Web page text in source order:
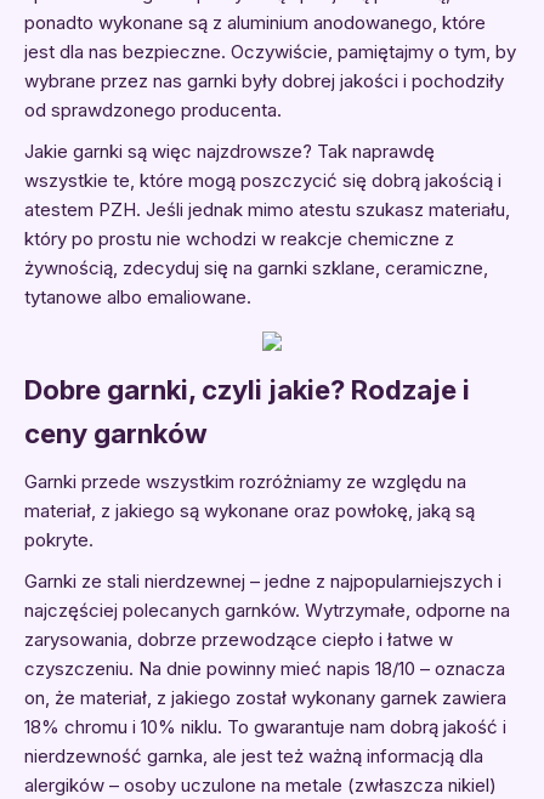
ponadto wykonane są z aluminium anodowanego, które
jest dla nas bezpieczne. Oczywiście, pamiętajmy o tym, by
wybrane przez nas garnki były dobrej jakości i pochodziły
od sprawdzonego producenta.
Jakie garnki są więc najzdrowsze? Tak naprawdę
wszystkie te, które mogą poszczycić się dobrą jakością i
atestem PZH. Jeśli jednak mimo atestu szukasz materiału,
który po prostu nie wchodzi w reakcje chemiczne z
żywnością, zdecyduj się na garnki szklane, ceramiczne,
tytanowe albo emaliowane.
Dobre garnki, czyli jakie? Rodzaje i
ceny garnków
Garnki przede wszystkim rozróżniamy ze względu na
materiał, z jakiego są wykonane oraz powłokę, jaką są
pokryte.
Garnki ze stali nierdzewnej – jedne z najpopularniejszych i
najczęściej polecanych garnków. Wytrzymałe, odporne na
zarysowania, dobrze przewodzące ciepło i łatwe w
czyszczeniu. Na dnie powinny mieć napis 18/10 – oznacza
on, że materiał, z jakiego został wykonany garnek zawiera
18% chromu i 10% niklu. To gwarantuje nam dobrą jakość i
nierdzewność garnka, ale jest też ważną informacją dla
alergików – osoby uczulone na metale (zwłaszcza nikiel)